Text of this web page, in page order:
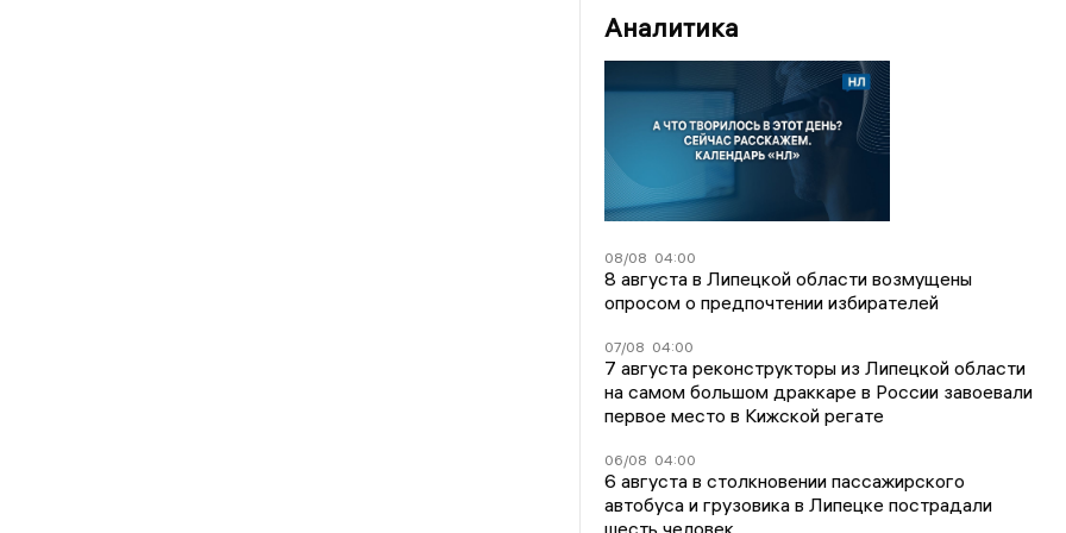
Аналитика
08/08 04:00
8 августа в Липецкой области возмущены
опросом о предпочтении избирателей
07/08 04:00
7 августа реконструкторы из Липецкой области
на самом большом драккаре в России завоевали
первое место в Кижской регате
06/08 04:00
6 августа в столкновении пассажирского
автобуса и грузовика в Липецке пострадали
шесть человек